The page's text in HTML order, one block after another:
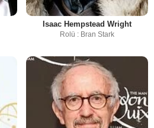
Isaac Hempstead Wright
Rolü : Bran Stark